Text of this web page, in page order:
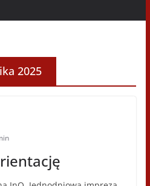
2025